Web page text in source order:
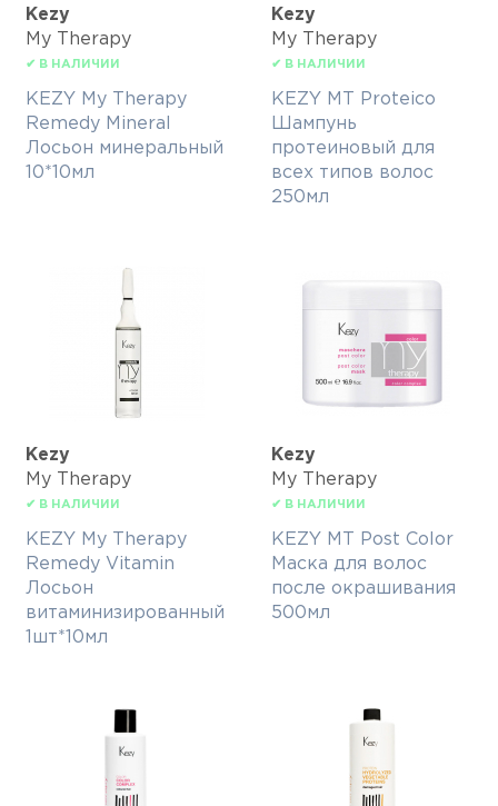
Kezy
My Therapy
✔ В НАЛИЧИИ
KEZY My Therapy
Remedy Mineral
Лосьон минеральный
10*10мл
Kezy
My Therapy
✔ В НАЛИЧИИ
KEZY MT Proteico
Шампунь
протеиновый для
всех типов волос
250мл
Kezy
My Therapy
✔ В НАЛИЧИИ
KEZY My Therapy
Remedy Vitamin
Лосьон
витаминизированный
1шт*10мл
Kezy
My Therapy
✔ В НАЛИЧИИ
KEZY MT Post Color
Маска для волос
после окрашивания
500мл